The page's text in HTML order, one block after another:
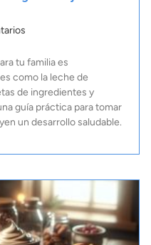
tu familia es
como la leche de
de ingredientes y
guía práctica para tomar
un desarrollo saludable.